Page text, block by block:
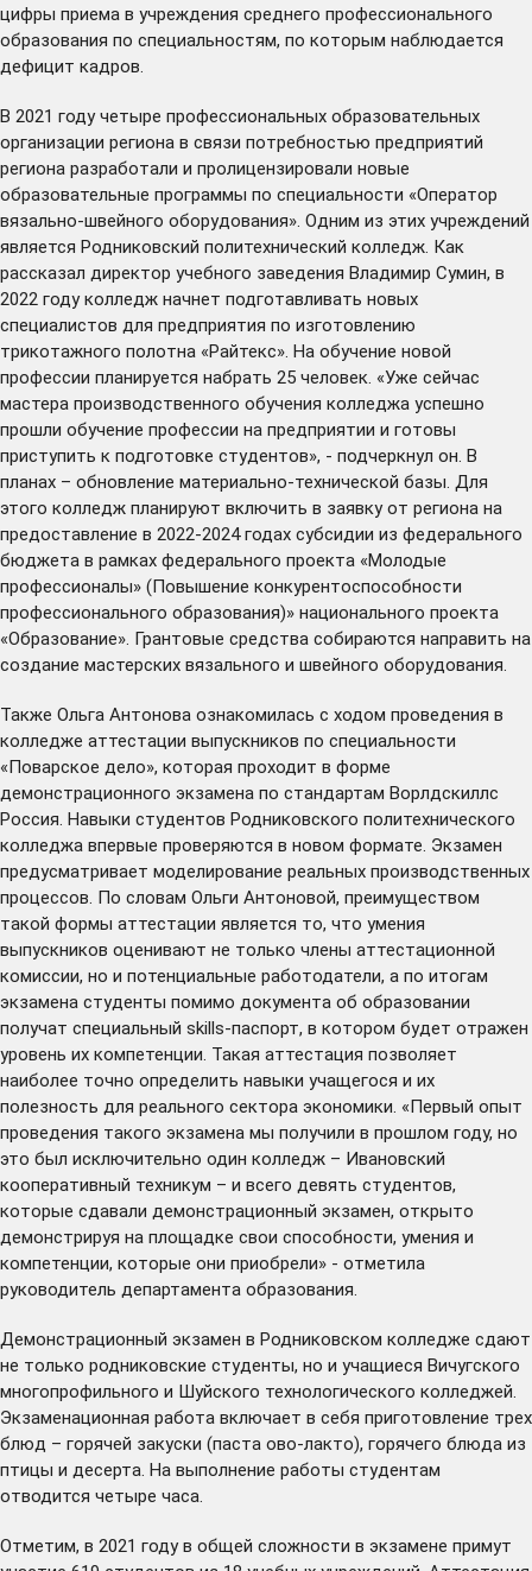
цифры приема в учреждения среднего профессионального
образования по специальностям, по которым наблюдается
дефицит кадров.
В 2021 году четыре профессиональных образовательных
организации региона в связи потребностью предприятий
региона разработали и пролицензировали новые
образовательные программы по специальности «Оператор
вязально-швейного оборудования». Одним из этих учреждений
является Родниковский политехнический колледж. Как
рассказал директор учебного заведения Владимир Сумин, в
2022 году колледж начнет подготавливать новых
специалистов для предприятия по изготовлению
трикотажного полотна «Райтекс». На обучение новой
профессии планируется набрать 25 человек. «Уже сейчас
мастера производственного обучения колледжа успешно
прошли обучение профессии на предприятии и готовы
приступить к подготовке студентов», - подчеркнул он. В
планах – обновление материально-технической базы. Для
этого колледж планируют включить в заявку от региона на
предоставление в 2022-2024 годах субсидии из федерального
бюджета в рамках федерального проекта «Молодые
профессионалы» (Повышение конкурентоспособности
профессионального образования)» национального проекта
«Образование». Грантовые средства собираются направить на
создание мастерских вязального и швейного оборудования.
Также Ольга Антонова ознакомилась с ходом проведения в
колледже аттестации выпускников по специальности
«Поварское дело», которая проходит в форме
демонстрационного экзамена по стандартам Ворлдскиллс
Россия. Навыки студентов Родниковского политехнического
колледжа впервые проверяются в новом формате. Экзамен
предусматривает моделирование реальных производственных
процессов. По словам Ольги Антоновой, преимуществом
такой формы аттестации является то, что умения
выпускников оценивают не только члены аттестационной
комиссии, но и потенциальные работодатели, а по итогам
экзамена студенты помимо документа об образовании
получат специальный skills-паспорт, в котором будет отражен
уровень их компетенции. Такая аттестация позволяет
наиболее точно определить навыки учащегося и их
полезность для реального сектора экономики. «Первый опыт
проведения такого экзамена мы получили в прошлом году, но
это был исключительно один колледж – Ивановский
кооперативный техникум – и всего девять студентов,
которые сдавали демонстрационный экзамен, открыто
демонстрируя на площадке свои способности, умения и
компетенции, которые они приобрели» - отметила
руководитель департамента образования.
Демонстрационный экзамен в Родниковском колледже сдают
не только родниковские студенты, но и учащиеся Вичугского
многопрофильного и Шуйского технологического колледжей.
Экзаменационная работа включает в себя приготовление трех
блюд – горячей закуски (паста ово-лакто), горячего блюда из
птицы и десерта. На выполнение работы студентам
отводится четыре часа.
Отметим, в 2021 году в общей сложности в экзамене примут